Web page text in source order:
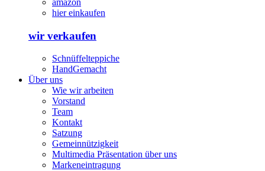
hier einkaufen
wir verkaufen
Schnüffelteppiche
HandGemacht
Über uns
Wie wir arbeiten
Vorstand
Team
Kontakt
Satzung
Gemeinnützigkeit
Multimedia Präsentation über uns
Markeneintragung